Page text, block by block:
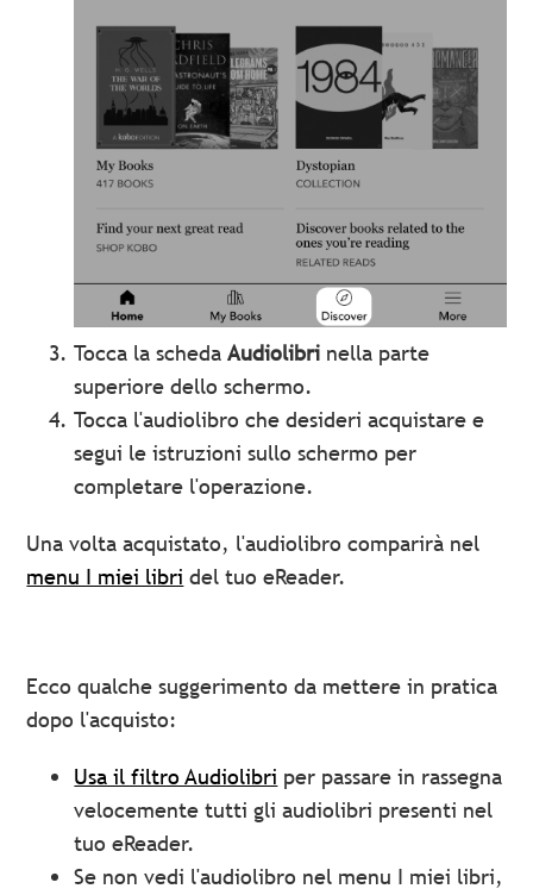
Tocca la schedaAudiolibri nella parte
superiore dello schermo.
Tocca l'audiolibro che desideri acquistare e
segui le istruzioni sullo schermo per
completare l'operazione.
Una volta acquistato, l'audiolibro comparirà nel
menu I miei libri del tuo eReader.
Ecco qualche suggerimento da mettere in pratica
dopo l'acquisto:
Usa il filtro Audiolibri per passare in rassegna
velocemente tutti gli audiolibri presenti nel
tuo eReader.
Se non vedi l'audiolibro nel menu I miei libri,